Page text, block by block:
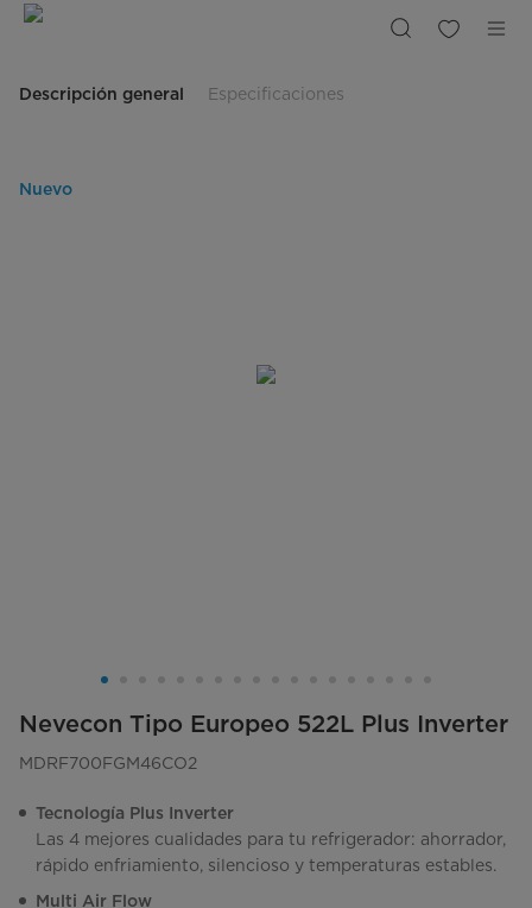
Nevecon
Descripción general Especificaciones
Nuevo
Nevecon Tipo Europeo 522L Plus Inverter
MDRF700FGM46CO2
Tecnología Plus Inverter
Las 4 mejores cualidades para tu refrigerador: ahorrador,
rápido enfriamiento, silencioso y temperaturas estables.
Multi Air Flow